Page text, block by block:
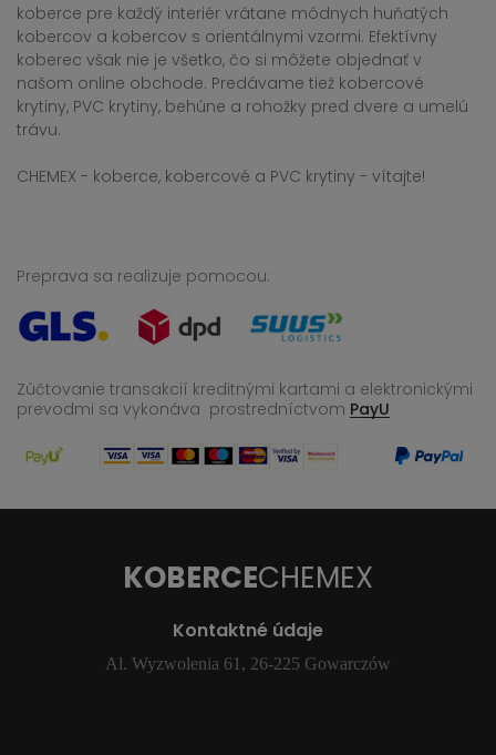
koberce pre každý interiér vrátane módnych huňatých
kobercov a kobercov s orientálnymi vzormi. Efektívny
koberec však nie je všetko, čo si môžete objednať v
našom online obchode. Predávame tiež kobercové
krytiny, PVC krytiny, behúne a rohožky pred dvere a umelú
trávu.
CHEMEX - koberce, kobercové a PVC krytiny - vítajte!
Preprava sa realizuje pomocou:
Zúčtovanie transakcií kreditnými kartami a elektronickými
prevodmi sa vykonáva prostredníctvom PayU
KOBERCECHEMEX
Kontaktné údaje
Al. Wyzwolenia 61, 26-225 Gowarczów